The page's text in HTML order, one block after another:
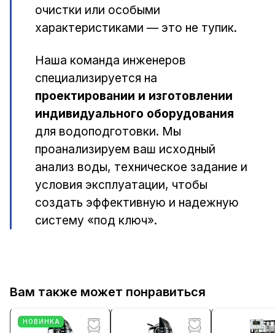
очистки или особыми
характеристиками — это не тупик.
Наша команда инженеров
специализируется на
проектировании и изготовлении
индивидуального оборудования
для водоподготовки. Мы
проанализируем ваш исходный
анализ воды, техническое задание и
условия эксплуатации, чтобы
создать эффективную и надежную
систему «под ключ».
Вам также может понравиться
НОВИНКА